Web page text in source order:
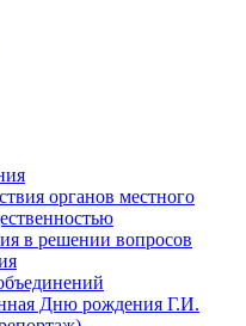
органов местного
в решении вопросов
Дню рождения Г.И.